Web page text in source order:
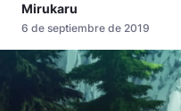
Mirukaru
6 de septiembre de 2019